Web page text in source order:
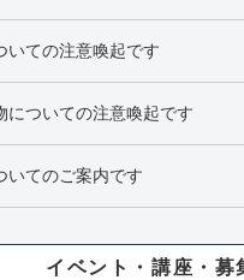
いての注意喚起です
についての注意喚起です
いてのご案内です
イベント・講座・募